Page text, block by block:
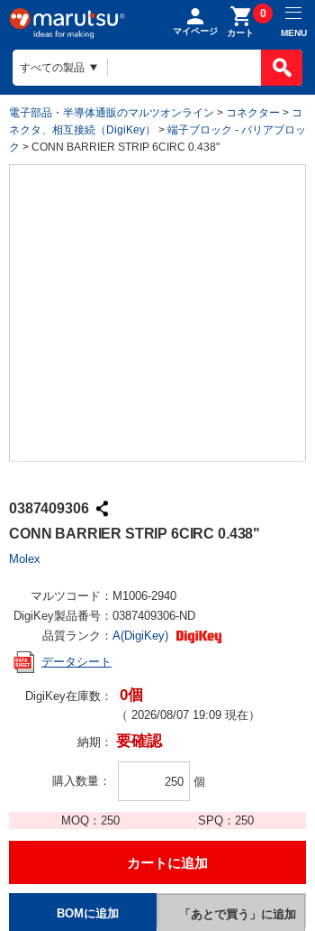
マイページ カート
0
MENU
電子部品・半導体通販のマルツオンライン > コネクター > コ
ネクタ、相互接続（DigiKey）
> 端子ブロック - バリアブロッ
ク > CONN BARRIER STRIP 6CIRC 0.438"
0387409306
CONN BARRIER STRIP 6CIRC 0.438"
Molex
マルツコード： M1006-2940
DigiKey製品番号： 0387409306-ND
品質ランク： A(DigiKey)
データシート
DigiKey在庫数： 0個
（ 2026/08/07 19:09 現在）
納期： 要確認
購入数量 個
MOQ：250 SPQ： 250